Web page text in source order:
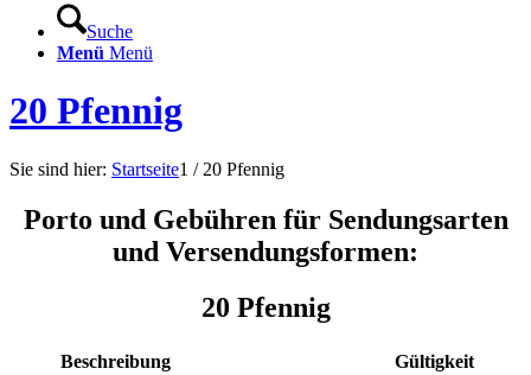
Suche
Menü Menü
20 Pfennig
Sie sind hier: Startseite1 / 20 Pfennig
Porto und Gebühren für Sendungsarten
und Versendungsformen:
20 Pfennig
Beschreibung
Gültigkeit